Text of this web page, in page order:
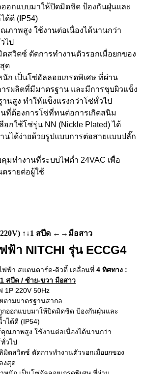
ออกแบบมาให้ปิดมิดชิด ป้องกันฝุ่นและ
ด้ดี (IP54)
ภาพสูง ใช้งานต่อเนื่องได้นานกว่า
ไป
สวิตซ์ ตัดการทำงานตัวรอกเมื่อยกของ
ด
ก เป็นโซ่อัลลอยเกรดพิเศษ ที่ผ่าน
รผลิตที่มีมาตรฐาน และมีการชุบผิวแข็ง
นสูง ทำให้แข็งแรงกว่าโซ่ทั่วไป
ที่ต้องการโซ่ที่ทนต่อการเกิดสนิม
อกใช้โซ่รุ่น NN (Nickle Plated) ได้
นได้ง่ายด้วยรูปแบบการต่อสายแบบปลั๊ก
มทำงานที่ระบบไฟต่ำ 24VAC เพื่อ
รายต่อผู้ใช้
220V) ↑↓1 สปีด ←→มือสาว
ฟ้า NITCHI รุ่น ECCG4
ฟฟ้า สแตนดาร์ด-ดิวตี้ เคลื่อนที่ 4 ทิศทาง :
สปีด / ซ้าย-ขวา มือสาว
1P 220V 50Hz
ตามมาตรฐานสากล
กออกแบบมาให้ปิดมิดชิด ป้องกันฝุ่นและ
ำได้ดี (IP54)
คุณภาพสูง ใช้งานต่อเนื่องได้นานกว่า
วไป
มิตสวิตซ์ ตัดการทำงานตัวรอกเมื่อยกของ
งสุด